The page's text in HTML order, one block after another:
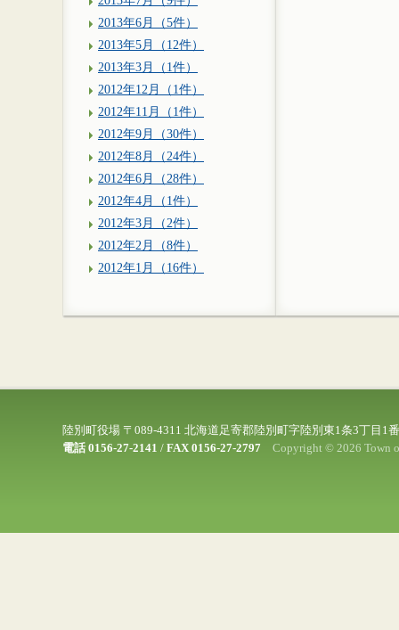
2013年6月（5件）
2013年5月（12件）
2013年3月（1件）
2012年12月（1件）
2012年11月（1件）
2012年9月（30件）
2012年8月（24件）
2012年6月（28件）
2012年4月（1件）
2012年3月（2件）
2012年2月（8件）
2012年1月（16件）
陸別町役場 〒089-4311 北海道足寄郡陸別町字陸別東1条3丁目1
電話 0156-27-2141 / FAX 0156-27-2797 Copyright © 2026 Town